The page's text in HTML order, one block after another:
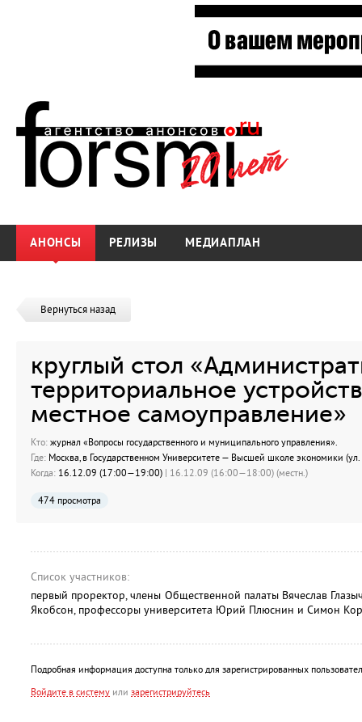
АНОНСЫ РЕЛИЗЫ МЕДИАПЛАН
Вернуться назад
круглый стол
территориальное
местное самоуправление»
Кто: журнал «Вопросы государственного и муниципального управления».
Где: Москва, в Государственном Университете — Высшей школе экономики
Когда: 16.12.09 (17:00—19:00) | 16.12.09 (16:00—18:00) (местн.)
474 просмотра
Список участников:
первый проректор, члены Общественной палаты Вячеслав
Якобсон, профессоры университета Юрий Плюснин и Симон
Подробная информация доступна только для зарегистрированных
Войдите в систему или зарегистрируйтесь